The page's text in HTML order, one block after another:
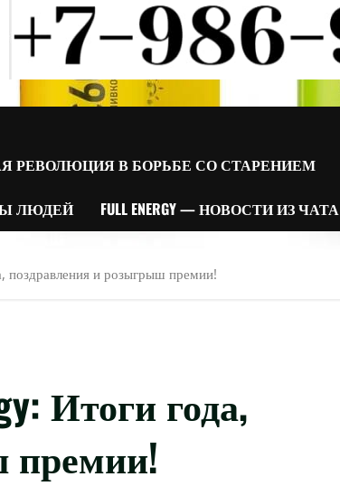
РЕВОЛЮЦИЯ В БОРЬБЕ СО СТАРЕНИЕМ
ЛЮДЕЙ FULL ENERGY — НОВОСТИ ИЗ ЧАТА
и розыгрыш премии!
Итоги года,
премии!